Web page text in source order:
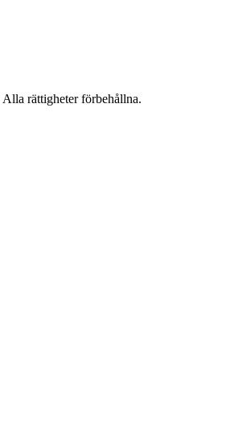
Alla rättigheter förbehållna.